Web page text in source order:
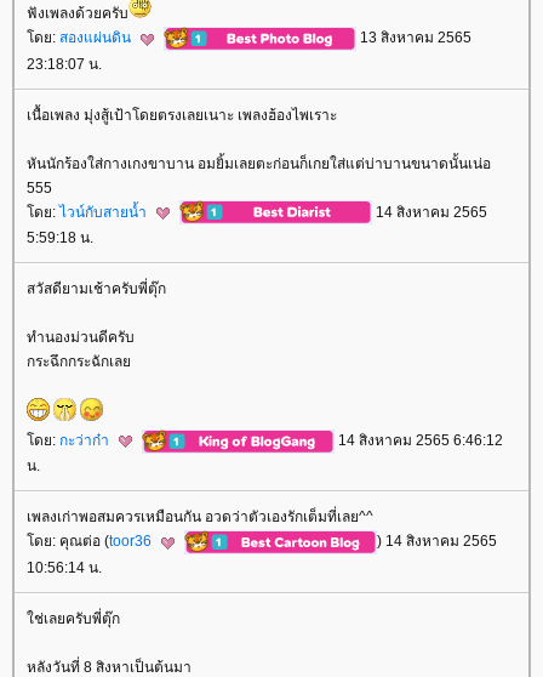
ฟังเพลงด้วยครับ
ดย: สองแผ่นดิน
13 สิงหาคม 2565
23:18:07 น.
เนื้อเพลง มุ่งสู้เป้าโดยตรงเลยเนาะ เพลงฮ้องไพเราะ
หันนักร้องใส่กางเกงขาบาน อมยิ้มเลยตะก่อนก็เกยใส่แต่บ่าบานขนาดนั้นเน่อ
555
ดย:ไวน์กับสายน้ำ
14 สิงหาคม 2565
5:59:18 น.
สวัสดียามเช้าครับพี่ตุ๊ก
ทำนองม่วนดีครับ
กระฉึกกระฉักเล
ดย: กะว่าก๋า
14 สิงหาคม 2565 6:46:12
น.
เพลงเก่าพอสมควรเหมือนกัน อวดว่าตัวเองรักเต็มที่เลย^^
ดย: คุณต่อ (toor36
) 14 สิงหาคม 2565
10:56:14 น.
ช่เลยครับพี่ตุ๊ก
หลังวันที่ 8 สิงหาเป็นต้นมา